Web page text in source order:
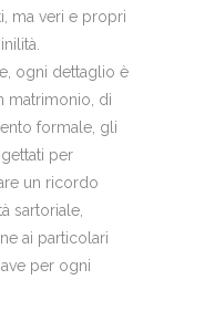
ma veri e propri
ogni dettaglio è
matrimonio, di
formale, gli
per
un ricordo
sartoriale,
ai particolari
per ogni